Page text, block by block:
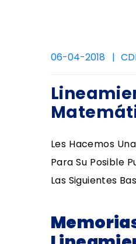
06-04-2018
Les Hacemos
Para Su Posible
Las Siguientes